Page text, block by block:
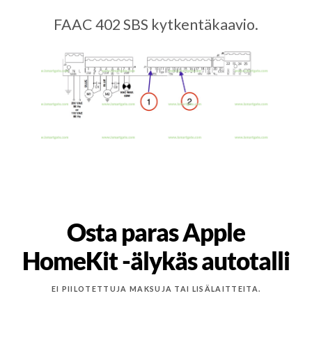
FAAC 402 SBS kytkentäkaavio.
Osta paras Apple
HomeKit -älykäs autotalli
EI PIILOTETTUJA MAKSUJA TAI LISÄLAITTEITA.